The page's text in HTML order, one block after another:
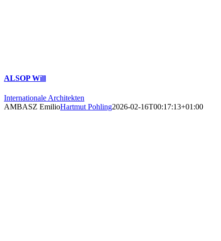
ALSOP Will
Internationale Architekten
AMBASZ EmilioHartmut Pohling2026-02-16T00:17:13+01:00